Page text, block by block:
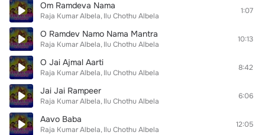
Om Ramdeva Nama
Raja Kumar Albela Ilu Chothu Albela
1:07
O Ramdev Namo Nama Mantra
Raja Kumar Albela Ilu Chothu Albela
10:13
O Jai Ajmal Aarti
Raja Kumar Albela Ilu Chothu Albela
8:42
Jai Jai Rampeer
Raja Kumar Albela Ilu Chothu Albela
6:06
Aavo Baba
Raja Kumar Albela Ilu Chothu Albela
12:05